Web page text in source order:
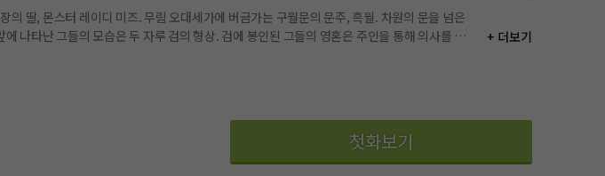
갈***님 후원10코인 획득
갈***님 후원10코인 획득
+ 더보기
첫화보기